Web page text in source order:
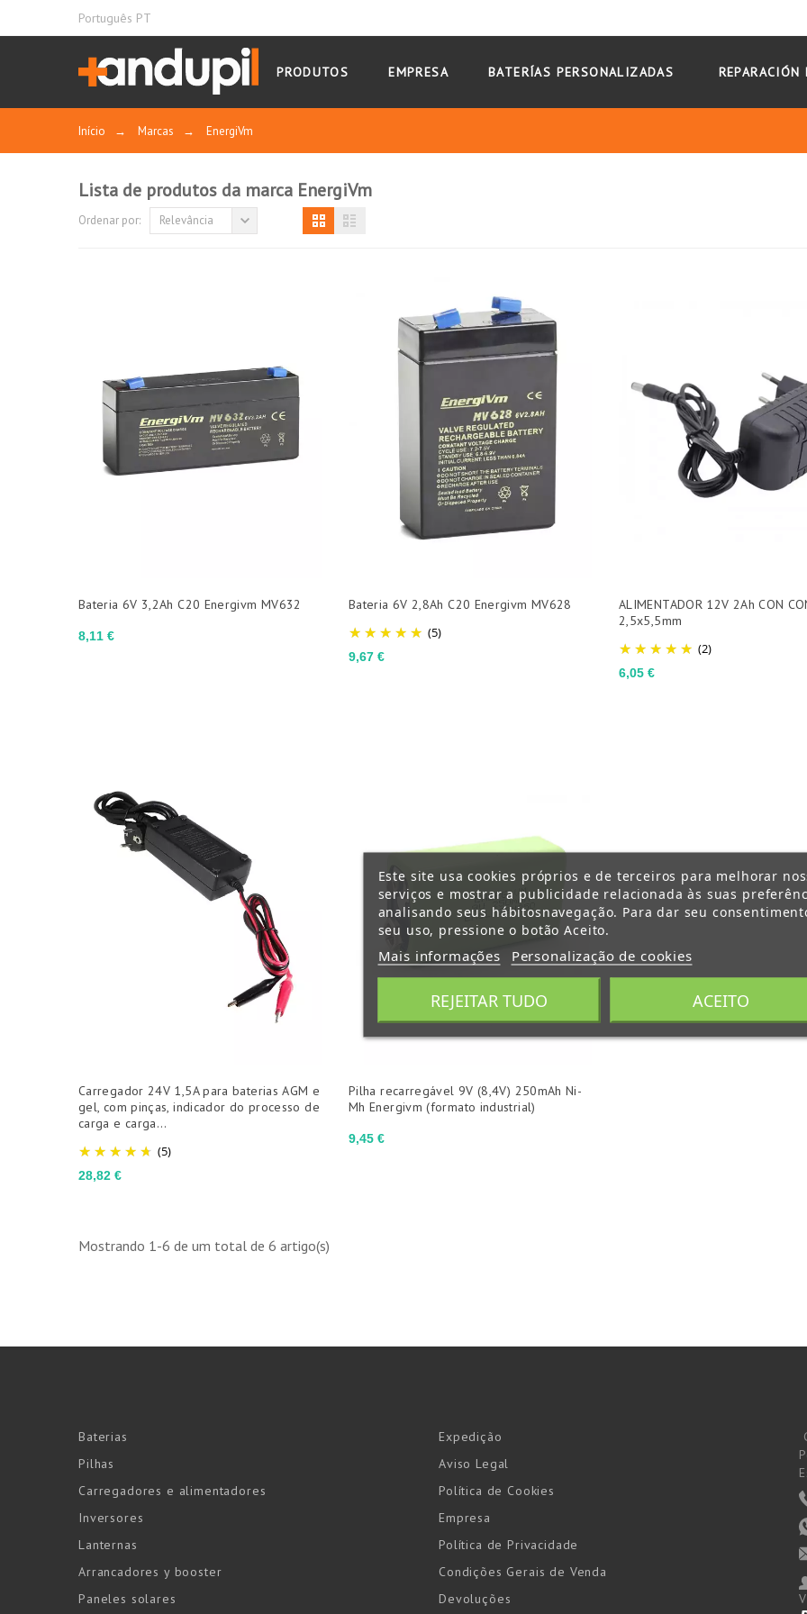
Português PT
PRODUTOS EMPRESA BATERÍAS PERSONALIZADAS REPARACIÓN
Início → Marcas → EnergiVm
Lista de produtos da marca EnergiVm
Ordenar por: Relevância
Preço
8,11 €
Bateria 6V 3,2Ah C20 Energivm MV632
(5)
Preço
9,67 €
Bateria 6V 2,8Ah C20 Energivm MV628
(2)
Preço
6,05 €
ALIMENTADOR 12V 2Ah CON
2,5x5,5mm
(5)
Preço
28,82 €
Carregador 24V 1,5A para baterias AGM e
gel, com pinças, indicador do processo de
carga e carga...
Preço
9,45 €
Pilha recarregável 9V (8,4V) 250mAh Ni-
Mh Energivm (formato industrial)
Mostrando 1-6 de um total de 6 artigo(s)
Baterias
Pilhas
Carregadores e alimentadores
Inversores
Lanternas
Arrancadores y booster
Paneles solares
Expedição
Aviso Legal
Política de Cookies
Empresa
Política de Privacidade
Condições Gerais de Venda
Devoluções
Este site usa cookies próprios e de terceiros para melhorar
serviços e mostrar a publicidade relacionada às suas
analisando seus hábitosnavegação. Para dar seu
seu uso, pressione o botão Aceito.
Mais informações Personalização de cookies
REJEITAR TUDO ACEITO